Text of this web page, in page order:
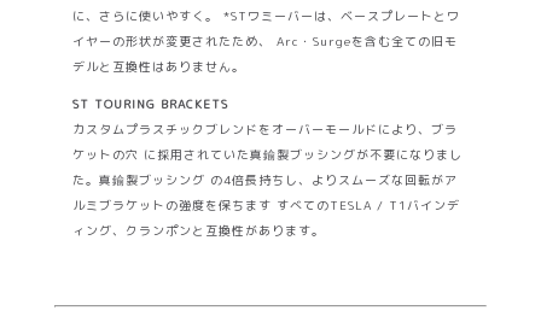
に、さらに使いやすく。 *STワミーバーは、ベースプレートとワ
イヤーの形状が変更されたため、 Arc・Surgeを含む全ての旧モ
デルと互換性はありません。
ST TOURING BRACKETS
カスタムプラスチックブレンドをオーバーモールドにより、ブラ
ケットの穴 に採用されていた真鍮製ブッシングが不要になりまし
た。真鍮製ブッシング の4倍長持ちし、よりスムーズな回転がア
ルミブラケットの強度を保ちます すべてのTESLA / T1バインデ
ィング、クランポンと互換性があります。